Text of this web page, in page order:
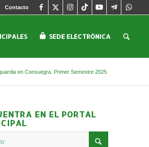
Contacto
SEDE ELECTRÓNICA
en Consuegra. Primer Semestre 2025
EN EL PORTAL